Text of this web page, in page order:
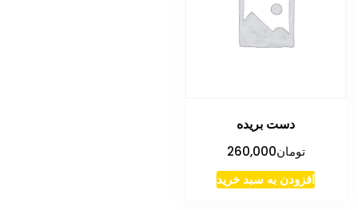
دست بریده
تومان260,000
افزودن به سبد خرید